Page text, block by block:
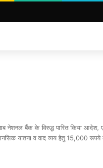
नेशनल बैंक के विरुद्ध पारित किया
यातना व वाद व्यय हेतु 15,000 रूपये